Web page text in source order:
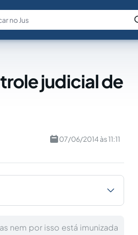
Fale com a IA Buscar no Jus
judicial de
07/06/2014 às 11:11
nem por isso está imunizada